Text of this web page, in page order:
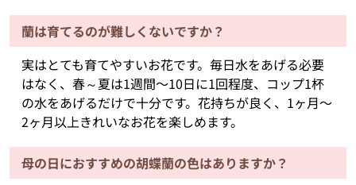
蘭は育てるのが難しくないですか？
実はとても育てやすいお花です。毎日水をあげる必要
はなく、春～夏は1週間〜10日に1回程度、コップ1杯
の水をあげるだけで十分です。花持ちが良く、1ヶ月〜
2ヶ月以上きれいなお花を楽しめます。
母の日におすすめの胡蝶蘭の色はありますか？